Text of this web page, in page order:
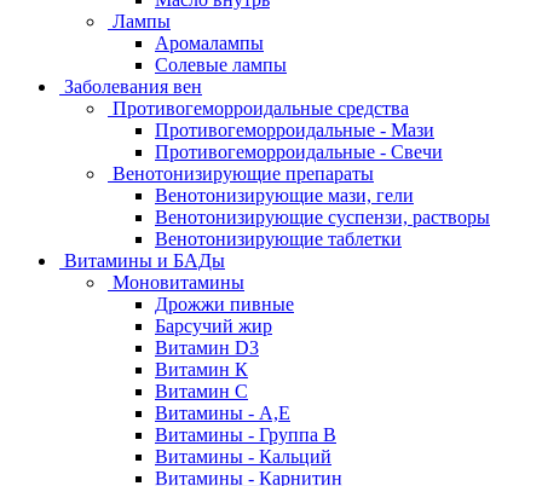
Лампы
Аромалампы
Солевые лампы
Заболевания вен
Противогеморроидальные средства
Противогеморроидальные - Мази
Противогеморроидальные - Свечи
Венотонизирующие препараты
Венотонизирующие мази, гели
Венотонизирующие суспензи, растворы
Венотонизирующие таблетки
Витамины и БАДы
Моновитамины
Дрожжи пивные
Барсучий жир
Витамин D3
Витамин К
Витамин С
Витамины - А,Е
Витамины - Группа В
Витамины - Кальций
Витамины - Карнитин